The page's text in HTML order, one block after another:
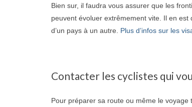
Bien sur, il faudra vous assurer que les
peuvent évoluer extrêmement vite. Il en
d’un pays à un autre. Plus d’infos sur les
Contacter les cyclistes qui
Pour préparer sa route ou même le